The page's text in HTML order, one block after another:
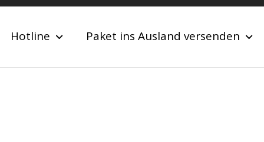
Hotline Paket ins Ausland versenden